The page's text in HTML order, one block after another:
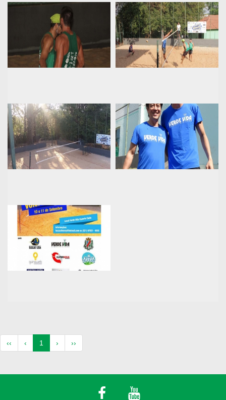
‹‹ ‹ 1 (atual)
› ››